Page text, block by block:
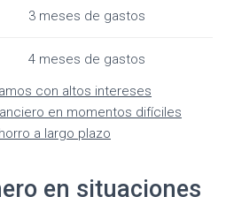
3 meses de gastos
4 meses de gastos
con altos intereses
en momentos difíciles
a largo plazo
en situaciones